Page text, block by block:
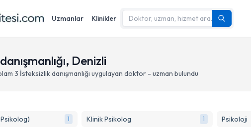
Uzmanlar Klinikler
Denizli
3 İsteksizlik danışmanlığı uygulayan doktor - uzman bulundu
1 Klinik Psikolog 1 Psikoloji